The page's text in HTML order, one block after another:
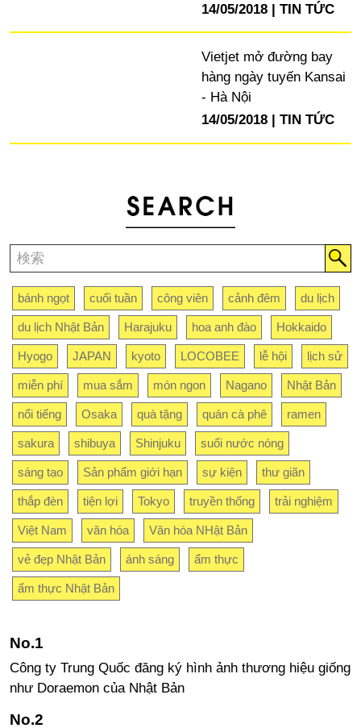
14/05/2018 TIN TỨC
Vietjet mở đường bay
hàng ngày tuyến Kansai
- Hà Nội
14/05/2018
TIN TỨC
bánh ngọt cuối tuần công viên cảnh đêm du lịch
du lịch Nhật Bản Harajuku hoa anh đào Hokkaido
Hyogo JAPAN kyoto LOCOBEE lễ hội lịch sử
miễn phí mua sắm món ngon Nagano Nhật Bản
nổi tiếng Osaka quà tặng quán cà phê ramen
sakura shibuya Shinjuku suối nước nóng
sáng tạo Sản phẩm giới hạn sự kiện thư giãn
thắp đèn tiện lợi Tokyo truyền thống trải nghiệm
Việt Nam văn hóa Văn hóa NHật Bản
vẻ đẹp Nhật Bản ánh sáng ẩm thực
ẩm thực Nhật Bản
Công ty Trung Quốc đăng ký hình ảnh thương hiệu giống
như Doraemon của Nhật Bản